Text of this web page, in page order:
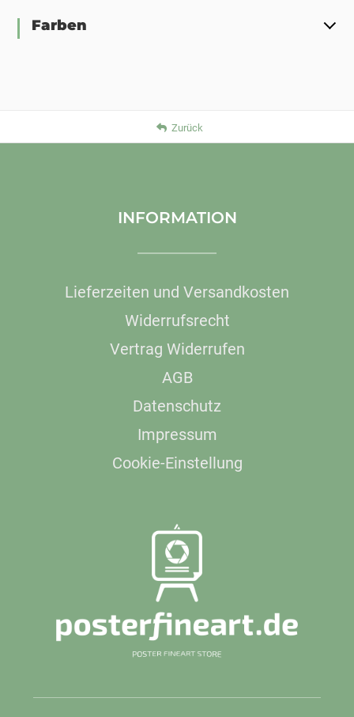
Farben
Zurück
INFORMATION
Lieferzeiten und Versandkosten
Widerrufsrecht
Vertrag Widerrufen
AGB
Datenschutz
Impressum
Cookie-Einstellung